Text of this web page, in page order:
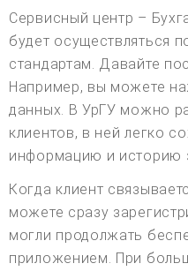
Сервисный центр –
будет осуществляться
стандартам. Давайте
Например, вы можете
данных. В УрГУ можно
клиентов, в ней легко
информацию и историю
Когда клиент
можете сразу
могли продолжать
приложением. При